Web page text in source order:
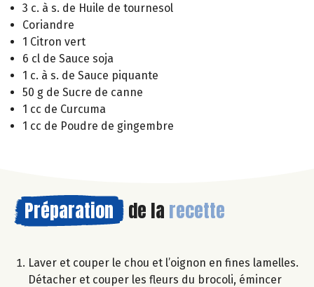
3 c. à s. de Huile de tournesol
Coriandre
1 Citron vert
6 cl de Sauce soja
1 c. à s. de Sauce piquante
50 g de Sucre de canne
1 cc de Curcuma
1 cc de Poudre de gingembre
Préparation de la recette
Laver et couper le chou et l’oignon en fines lamelles.
Détacher et couper les fleurs du brocoli, émincer